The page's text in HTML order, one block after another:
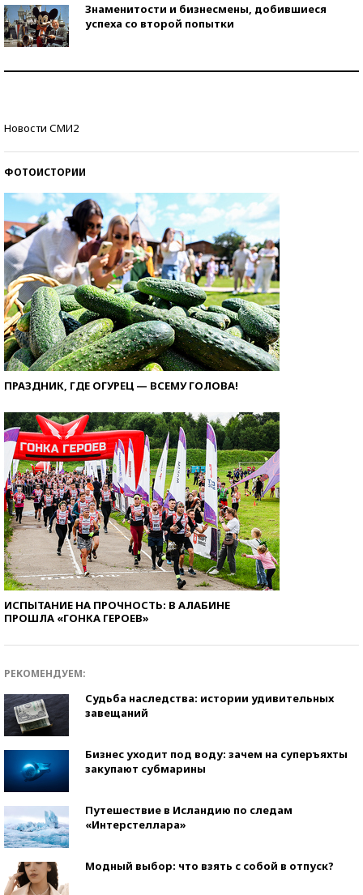
Знаменитости и бизнесмены, добившиеся
успеха со второй попытки
Новости СМИ2
ФОТОИСТОРИИ
ПРАЗДНИК, ГДЕ ОГУРЕЦ — ВСЕМУ ГОЛОВА!
ИСПЫТАНИЕ НА ПРОЧНОСТЬ: В АЛАБИНЕ
ПРОШЛА «ГОНКА ГЕРОЕВ»
РЕКОМЕНДУЕМ:
Судьба наследства: истории удивительных
завещаний
Бизнес уходит под воду: зачем на суперъяхты
закупают субмарины
Путешествие в Исландию по следам
«Интерстеллара»
Модный выбор: что взять с собой в отпуск?